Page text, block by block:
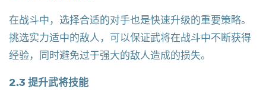
在战斗中，选择合适的对手也是快速升级的重要策略。
挑选实力适中的敌人，可以保证武将在战斗中不断获得
经验，同时避免过于强大的敌人造成的损失。
2.3 提升武将技能